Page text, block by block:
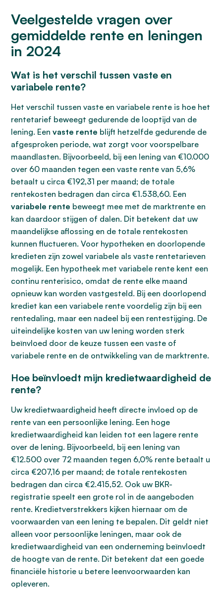
Veelgestelde vragen over
gemiddelde rente en leningen
in 2024
Wat is het verschil tussen vaste en
variabele rente?
Het verschil tussen vaste en variabele rente is hoe het
rentetarief beweegt gedurende de looptijd van de
lening. Een vaste rente blijft hetzelfde gedurende de
afgesproken periode, wat zorgt voor voorspelbare
maandlasten. Bijvoorbeeld, bij een lening van €10.000
over 60 maanden tegen een vaste rente van 5,6%
betaalt u circa €192,31 per maand; de totale
rentekosten bedragen dan circa €1.538,60. Een
variabele rente beweegt mee met de marktrente en
kan daardoor stijgen of dalen. Dit betekent dat uw
maandelijkse aflossing en de totale rentekosten
kunnen fluctueren. Voor hypotheken en doorlopende
kredieten zijn zowel variabele als vaste rentetarieven
mogelijk. Een hypotheek met variabele rente kent een
continu renterisico, omdat de rente elke maand
opnieuw kan worden vastgesteld. Bij een doorlopend
krediet kan een variabele rente voordelig zijn bij een
rentedaling, maar een nadeel bij een rentestijging. De
uiteindelijke kosten van uw lening worden sterk
beïnvloed door de keuze tussen een vaste of
variabele rente en de ontwikkeling van de marktrente.
Hoe beïnvloedt mijn kredietwaardigheid de
rente?
Uw kredietwaardigheid heeft directe invloed op de
rente van een persoonlijke lening. Een hoge
kredietwaardigheid kan leiden tot een lagere rente
over de lening. Bijvoorbeeld, bij een lening van
€12.500 over 72 maanden tegen 6,0% rente betaalt u
circa €207,16 per maand; de totale rentekosten
bedragen dan circa €2.415,52. Ook uw BKR-
registratie speelt een grote rol in de aangeboden
rente. Kredietverstrekkers kijken hiernaar om de
voorwaarden van een lening te bepalen. Dit geldt niet
alleen voor persoonlijke leningen, maar ook de
kredietwaardigheid van een onderneming beïnvloedt
de hoogte van de rente. Dit betekent dat een goede
financiële historie u betere leenvoorwaarden kan
opleveren.